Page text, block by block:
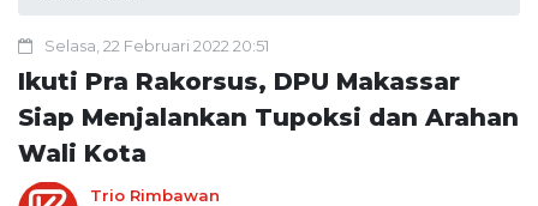
Selasa, 22 Februari 2022 20:51
Ikuti Pra Rakorsus, DPU Makassar
Siap Menjalankan Tupoksi dan Arahan
Wali Kota
Trio Rimbawan